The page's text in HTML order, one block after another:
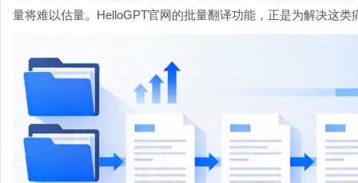
量将难以估量。
HelloGPT官网 的批量翻译功能，正是为解决这类